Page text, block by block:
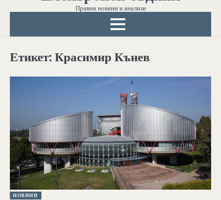
Правни новини и анализи
Етикет:Красимир Кънев
НОВИНИ